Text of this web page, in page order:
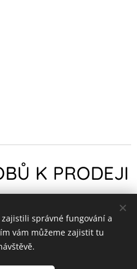
K PRODEJI
Pexels
zajistili správné fungování a
vám můžeme zajistit tu